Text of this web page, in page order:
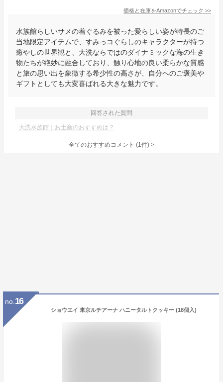
価格と在庫をAmazonでチェック >>
水族館らしいサメの着ぐるみを被った愛らしい姿が特長のご
当地限定アイテムで、すみっコぐらしのキャラクターが持つ
癒やしの世界観と、大洗ならではのダイナミックな海の生き
物たちが絶妙に融合しており、触り心地の良い柔らかな質感
と旅の思い出を象徴する希少性の高さが、自分へのご褒美や
ギフトとしても大変喜ばれる大きな魅力です。
回答された質問
大洗水族館｜お土産のおすすめは？
全てのおすすめコメント (1件) >
no. 16
ショウエイ 東京ルチアーナ ハニータルトクッキー (18個入)